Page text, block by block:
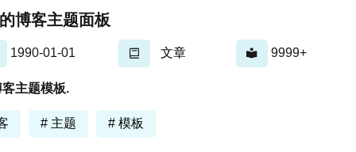
博客主题面板
1990-01-01 文章 9999+
主题模板.
# 主题 # 模板